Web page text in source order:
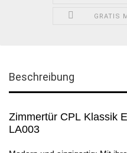
GRATIS
Beschreibung
Zimmertür CPL Klassik
LA003